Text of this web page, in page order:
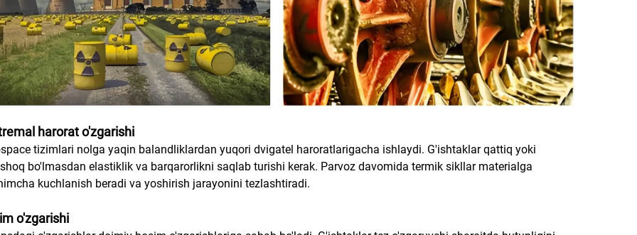
harorat o'zgarishi
tizimlari nolga yaqin balandliklardan yuqori dvigatel haroratlarigacha ishlaydi. G'ishtaklar qattiq yoki
bo'lmasdan elastiklik va barqarorlikni saqlab turishi kerak. Parvoz davomida termik sikllar materialga
kuchlanish beradi va yoshirish jarayonini tezlashtiradi.
o'zgarishi